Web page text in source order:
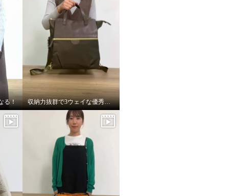
る！ 収納力抜群で3ウェイな優秀バッグ